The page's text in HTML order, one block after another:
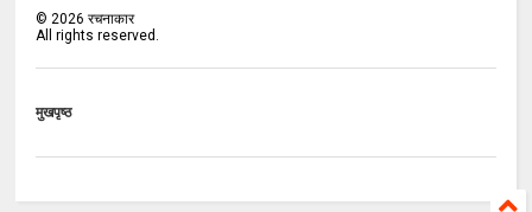
©2026 रचनाकार
All rights reserved.
मुखपृष्ठ